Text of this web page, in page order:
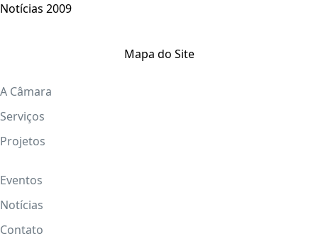
Notícias 2009
Mapa do Site
A Câmara
Serviços
Projetos
Eventos
Notícias
Contato